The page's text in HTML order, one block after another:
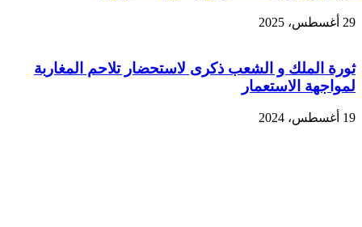
29 أغسطس، 2025
ثورة الملك و الشعب ذكرى لاستحضار تلاحم المغاربة
لمواجهة الاستعمار
19 أغسطس، 2024